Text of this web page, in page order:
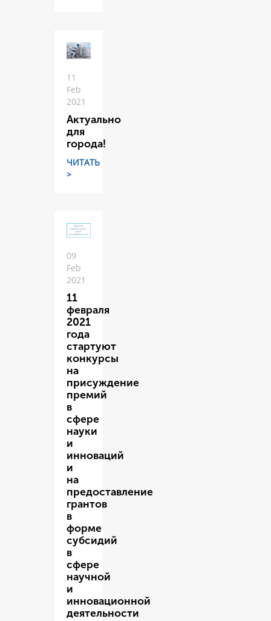
11
Feb
2021
Актуально
для
города!
ЧИТАТЬ
>
09
Feb
2021
11
февраля
2021
года
стартуют
конкурсы
на
присуждение
премий
в
сфере
науки
и
инноваций
и
на
предоставление
грантов
в
форме
субсидий
в
сфере
научной
и
инновационной
деятельности